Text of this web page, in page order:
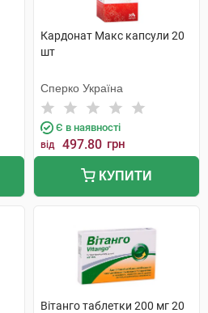
Кардонат Макс капсули 20
шт
Сперко Україна
Є в наявності
від 497.80 грн
КУПИТИ
Вітанго таблетки 200 мг 20